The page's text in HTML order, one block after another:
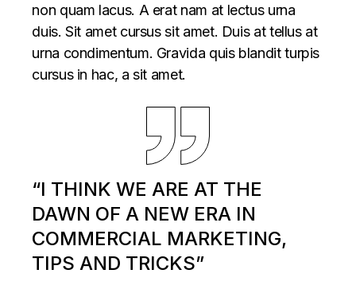
non quam lacus. A erat nam at lectus urna
duis. Sit amet cursus sit amet. Duis at tellus at
urna condimentum. Gravida quis blandit turpis
cursus in hac, a sit amet.
“I THINK WE ARE AT THE
DAWN OF A NEW ERA IN
COMMERCIAL MARKETING,
TIPS AND TRICKS”